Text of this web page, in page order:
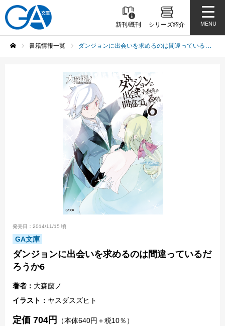
新刊/既刊 シリーズ紹介 MENU
書籍情報一覧 ダンジョンに出会いを求めるのは間違っているだろうか6
発売日：2014/11/15 頃
GA文庫
ダンジョンに出会いを求めるのは間違っているだ
ろうか6
著者： 大森藤ノ
イラスト： ヤスダスズヒト
定価 704円 （本体640円＋税10％）